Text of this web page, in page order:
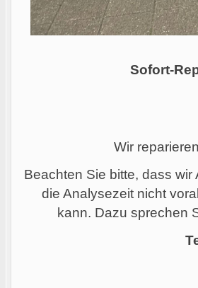
Sofort-
Wir
Beachten Sie bitte, dass
die Analysezeit nicht
kann. Dazu sprechen